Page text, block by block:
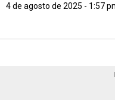
4 de agosto de 2025 - 1:57